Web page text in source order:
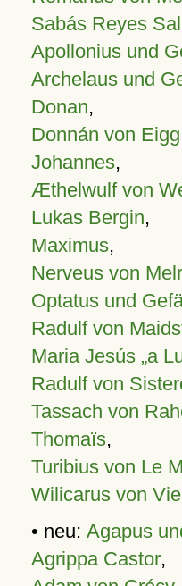
Sabás Reyes
Apollonius und
Archelaus und
Donan,
Donnán von Eigg
Johannes,
Æthelwulf von
Lukas Bergin,
Maximus,
Nerveus von
Optatus und
Radulf von
Maria Jesús „a
Radulf von
Tassach von
Thomaïs,
Turibius von Le
Wilicarus von
• neu: Agapus
Agrippa Castor,